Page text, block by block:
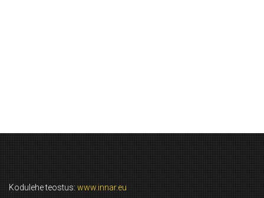
Kodulehe teostus: www.innar.eu